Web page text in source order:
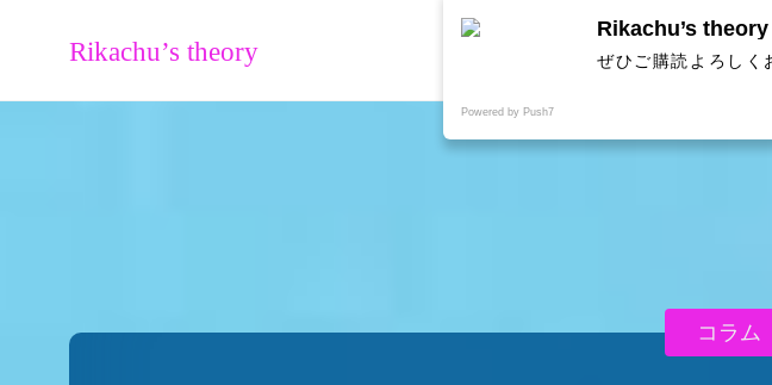
Rikachu’s theory
コラム
Rikachu’s theory
ぜひご購読よろしく
Powered by Push7